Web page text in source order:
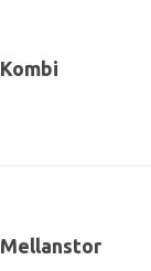
Kombi
Mellanstor